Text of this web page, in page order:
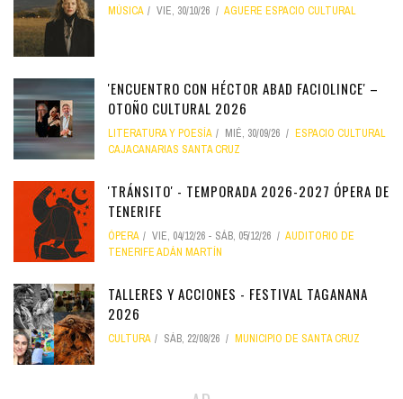
MÚSICA VIE, 30/10/26 AGUERE ESPACIO CULTURAL
'ENCUENTRO CON HÉCTOR ABAD FACIOLINCE' –
OTOÑO CULTURAL 2026
LITERATURA Y POESÍA MIÉ, 30/09/26
ESPACIO CULTURAL
CAJACANARIAS SANTA CRUZ
'TRÁNSITO' - TEMPORADA 2026-2027 ÓPERA DE
TENERIFE
ÓPERA VIE, 04/12/26 - SÁB, 05/12/26
AUDITORIO DE
TENERIFE ADÁN MARTÍN
TALLERES Y ACCIONES - FESTIVAL TAGANANA
2026
CULTURA SÁB, 22/08/26 MUNICIPIO DE SANTA CRUZ